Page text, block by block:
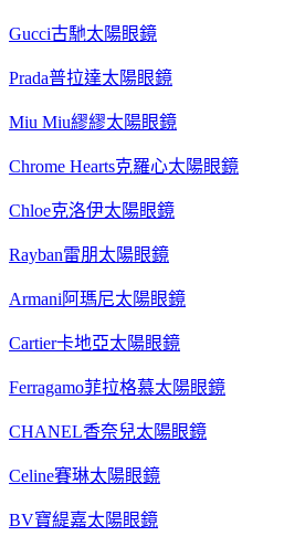
Gucci古馳太陽眼鏡
Prada普拉達太陽眼鏡
Miu Miu繆繆太陽眼鏡
Chrome Hearts克羅心太陽眼鏡
Chloe克洛伊太陽眼鏡
Rayban雷朋太陽眼鏡
Armani阿瑪尼太陽眼鏡
Cartier卡地亞太陽眼鏡
Ferragamo菲拉格慕太陽眼鏡
CHANEL香奈兒太陽眼鏡
Celine賽琳太陽眼鏡
BV寶緹嘉太陽眼鏡